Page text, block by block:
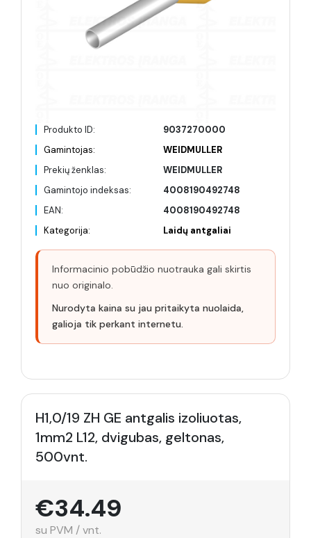
Produkto ID:
9037270000
Gamintojas:
WEIDMULLER
Prekių ženklas:
WEIDMULLER
Gamintojo indeksas:
4008190492748
EAN:
4008190492748
Kategorija:
Laidų antgaliai
Informacinio pobūdžio nuotrauka gali skirtis
nuo originalo.
Nurodyta kaina su jau pritaikyta nuolaida,
galioja tik perkant internetu.
H1,0/19 ZH GE antgalis izoliuotas,
1mm2 L12, dvigubas, geltonas,
500vnt.
€34.49
su PVM / vnt.